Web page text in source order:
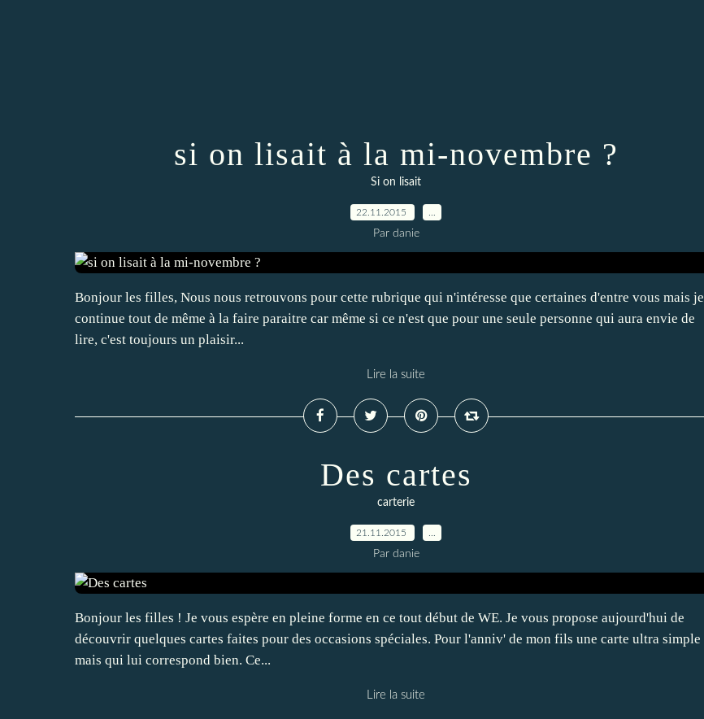
si on lisait à la mi-novembre ?
Si on lisait
22.11.2015
Par danie
Bonjour les filles, Nous nous retrouvons pour cette rubrique qui n'intéresse que certaines d'entre vous mais je
continue tout de même à la faire paraitre car même si ce n'est que pour une seule personne qui aura envie de
lire, c'est toujours un plaisir...
Lire la suite
Des cartes
carterie
21.11.2015
Par danie
Bonjour les filles ! Je vous espère en pleine forme en ce tout début de WE. Je vous propose aujourd'hui de
découvrir quelques cartes faites pour des occasions spéciales. Pour l'anniv' de mon fils une carte ultra simple
mais qui lui correspond bien. Ce...
Lire la suite